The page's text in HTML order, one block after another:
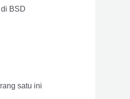
BSD
satu ini